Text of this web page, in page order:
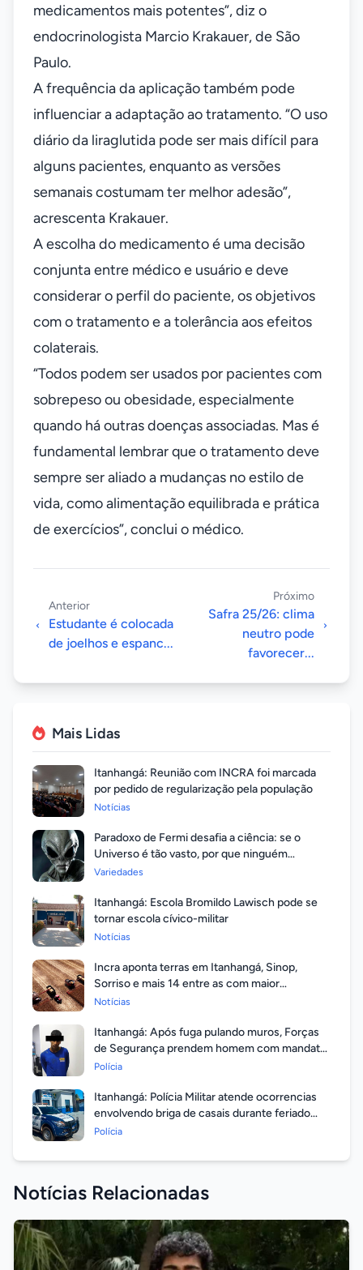
medicamentos mais potentes”, diz o
endocrinologista Marcio Krakauer, de São
Paulo.
A frequência da aplicação também pode
influenciar a adaptação ao tratamento. “O uso
diário da liraglutida pode ser mais difícil para
alguns pacientes, enquanto as versões
semanais costumam ter melhor adesão”,
acrescenta Krakauer.
A escolha do medicamento é uma decisão
conjunta entre médico e usuário e deve
considerar o perfil do paciente, os objetivos
com o tratamento e a tolerância aos efeitos
colaterais.
“Todos podem ser usados por pacientes com
sobrepeso ou obesidade, especialmente
quando há outras doenças associadas. Mas é
fundamental lembrar que o tratamento deve
sempre ser aliado a mudanças no estilo de
vida, como alimentação equilibrada e prática
de exercícios”, conclui o médico.
Anterior
Estudante é colocada
de joelhos e espanc...
Próximo
Safra 25/26: clima
neutro pode
favorecer...
Mais Lidas
Itanhangá: Reunião com INCRA foi marcada
por pedido de regularização pela população
Notícias
Paradoxo de Fermi desafia a ciência: se o
Universo é tão vasto, por que ninguém
respondeu?
Variedades
Itanhangá: Escola Bromildo Lawisch pode se
tornar escola cívico-militar
Notícias
Incra aponta terras em Itanhangá, Sinop,
Sorriso e mais 14 entre as com maior
valorização
Notícias
Itanhangá: Após fuga pulando muros, Forças
de Segurança prendem homem com mandato
em aberto por homicídio
Polícia
Itanhangá: Polícia Militar atende ocorrencias
envolvendo briga de casais durante feriado
prolongado
Polícia
Notícias Relacionadas